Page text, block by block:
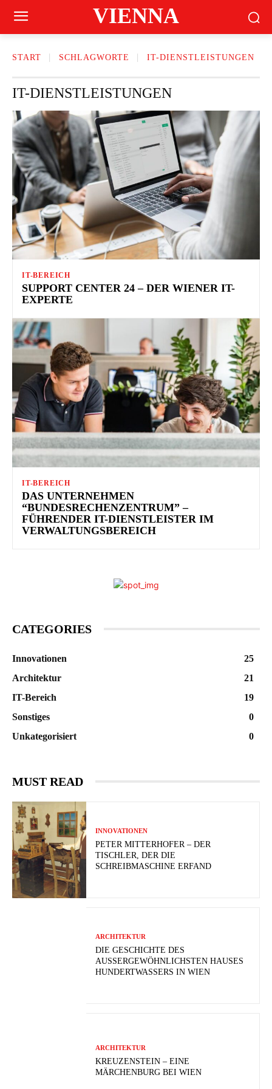
VIENNA
START SCHLAGWORTE IT-DIENSTLEISTUNGEN
IT-DIENSTLEISTUNGEN
IT-BEREICH
SUPPORT CENTER 24 – DER WIENER IT-
EXPERTE
IT-BEREICH
DAS UNTERNEHMEN
“BUNDESRECHENZENTRUM” –
FÜHRENDER IT-DIENSTLEISTER IM
VERWALTUNGSBEREICH
CATEGORIES
Innovationen
25
Architektur
21
IT-Bereich
19
Sonstiges
0
Unkategorisiert
0
MUST READ
INNOVATIONEN
PETER MITTERHOFER – DER
TISCHLER, DER DIE
SCHREIBMASCHINE ERFAND
ARCHITEKTUR
DIE GESCHICHTE DES
AUSSERGEWÖHNLICHSTEN HAUSES H
UNDERTWASSERS IN WIEN
ARCHITEKTUR
KREUZENSTEIN – EINE
MÄRCHENBURG BEI WIEN